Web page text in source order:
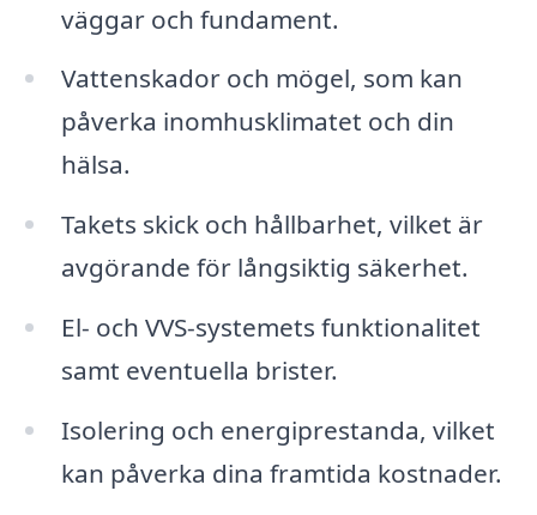
väggar och fundament.
Vattenskador och mögel, som kan
påverka inomhusklimatet och din
hälsa.
Takets skick och hållbarhet, vilket är
avgörande för långsiktig säkerhet.
El- och VVS-systemets funktionalitet
samt eventuella brister.
Isolering och energiprestanda, vilket
kan påverka dina framtida kostnader.